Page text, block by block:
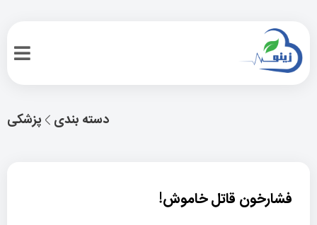
پزشکی دسته بندی
فشارخون قاتل خاموش!